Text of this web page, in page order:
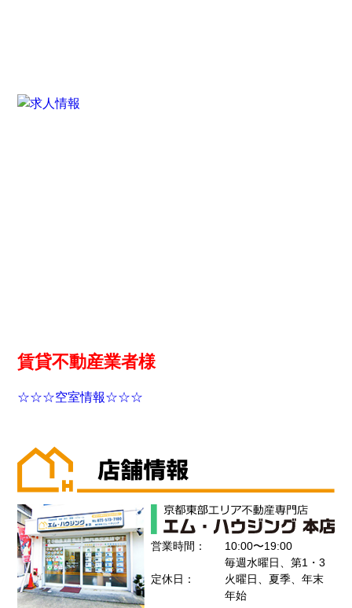
賃貸不動産業者様
☆☆☆空室情報☆☆☆
営業時間： 10:00〜19:00
定休日：
毎週水曜日、第1・3
火曜日、夏季、年末
年始